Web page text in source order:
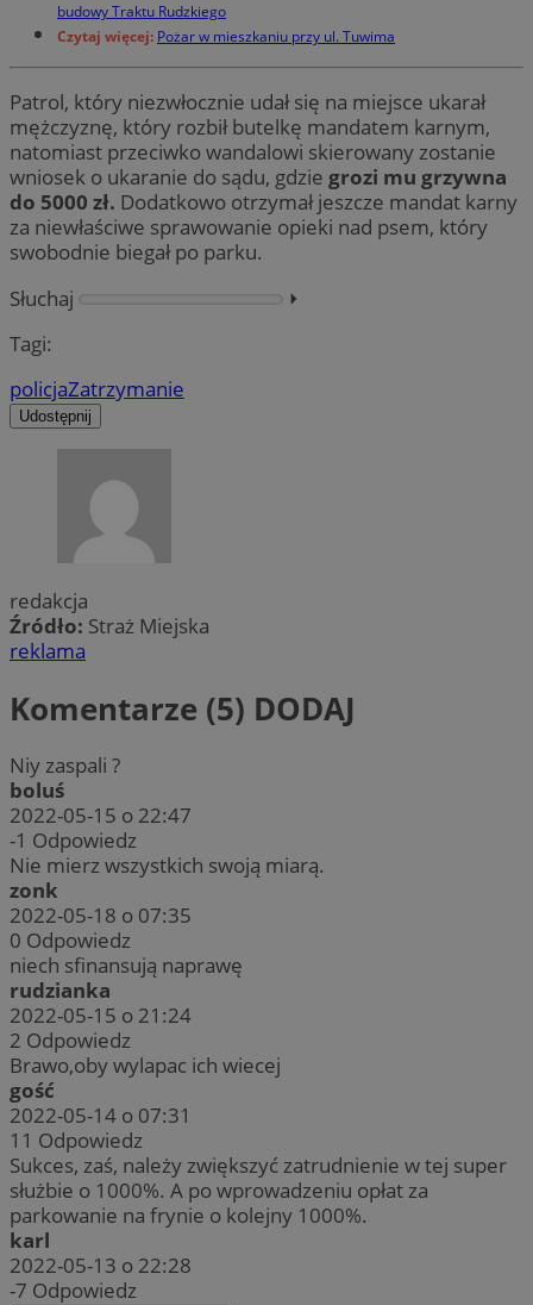
budowy Traktu Rudzkiego
Czytaj więcej: Pożar w mieszkaniu przy ul. Tuwima
Patrol, który niezwłocznie udał się na miejsce ukarał
mężczyznę, który rozbił butelkę mandatem karnym,
natomiast przeciwko wandalowi skierowany zostanie
wniosek o ukaranie do sądu, gdzie grozi mu grzywna
do 5000 zł. Dodatkowo otrzymał jeszcze mandat karny
za niewłaściwe sprawowanie opieki nad psem, który
swobodnie biegał po parku.
Słuchaj
⏵︎
Tagi:
policjaZatrzymanie
Udostępnij
redakcja
Źródło: Straż Miejska
reklama
Komentarze (5) DODAJ
Niy zaspali ?
boluś
2022-05-15 o 22:47
-1 Odpowiedz
Nie mierz wszystkich swoją miarą.
zonk
2022-05-18 o 07:35
0 Odpowiedz
niech sfinansują naprawę
rudzianka
2022-05-15 o 21:24
2 Odpowiedz
Brawo,oby wylapac ich wiecej
gość
2022-05-14 o 07:31
11 Odpowiedz
Sukces, zaś, należy zwiększyć zatrudnienie w tej super
służbie o 1000%. A po wprowadzeniu opłat za
parkowanie na frynie o kolejny 1000%.
karl
2022-05-13 o 22:28
-7 Odpowiedz